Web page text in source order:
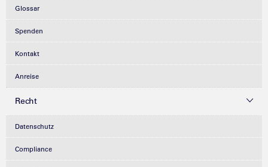
Glossar
Spenden
Kontakt
Anreise
Recht
Datenschutz
Compliance